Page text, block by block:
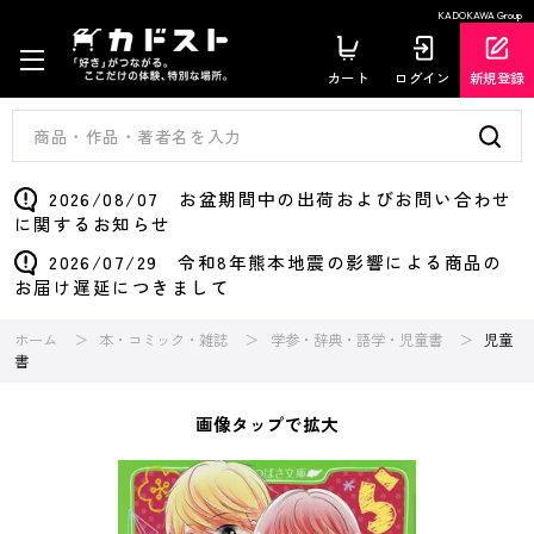
KADOKAWA Group
カート ログイン 新規登録
2026/08/07 お盆期間中の出荷およびお問い合わせ
に関するお知らせ
2026/07/29 令和8年熊本地震の影響による商品の
お届け遅延につきまして
ホーム 本・コミック・雑誌 学参・辞典・語学・児童書
児童
書
画像タップで拡大